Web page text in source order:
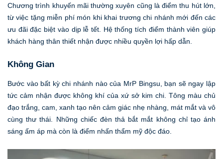
Chương trình khuyến mãi thường xuyên cũng là điểm thu hút lớn,
từ việc tặng miễn phí món khi khai trương chi nhánh mới đến các
ưu đãi đặc biệt vào dịp lễ tết. Hệ thống tích điểm thành viên giúp
khách hàng thân thiết nhận được nhiều quyền lợi hấp dẫn.
Không Gian
Bước vào bất kỳ chi nhánh nào của MrP Bingsu, bạn sẽ ngay lập
tức cảm nhận được không khí của xứ sở kim chi. Tông màu chủ
đạo trắng, cam, xanh tạo nên cảm giác nhẹ nhàng, mát mắt và vô
cùng thư thái. Những chiếc đèn thả bắt mắt không chỉ tạo ánh
sáng ấm áp mà còn là điểm nhấn thẩm mỹ độc đáo.